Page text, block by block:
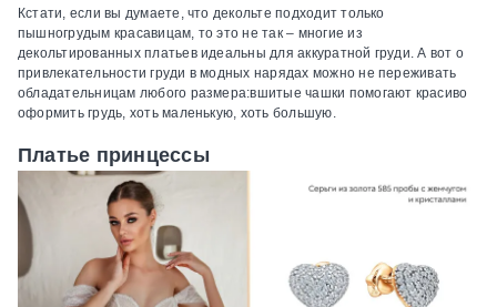
Кстати, если вы думаете, что декольте подходит только
пышногрудым красавицам, то это не так – многие из
декольтированных платьев идеальны для аккуратной груди. А вот о
привлекательности груди в модных нарядах можно не переживать
обладательницам любого размера:вшитые чашки помогают красиво
оформить грудь, хоть маленькую, хоть большую.
Платье принцессы